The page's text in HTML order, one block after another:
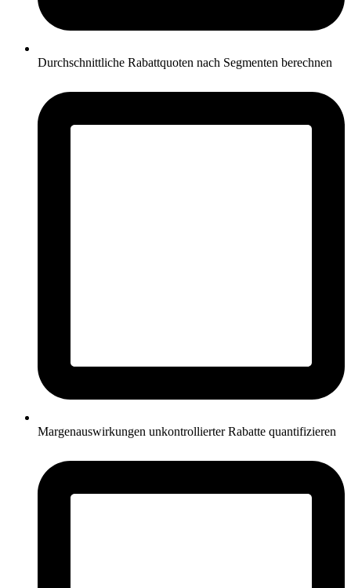
Durchschnittliche Rabattquoten nach Segmenten berechnen
Margenauswirkungen unkontrollierter Rabatte quantifizieren